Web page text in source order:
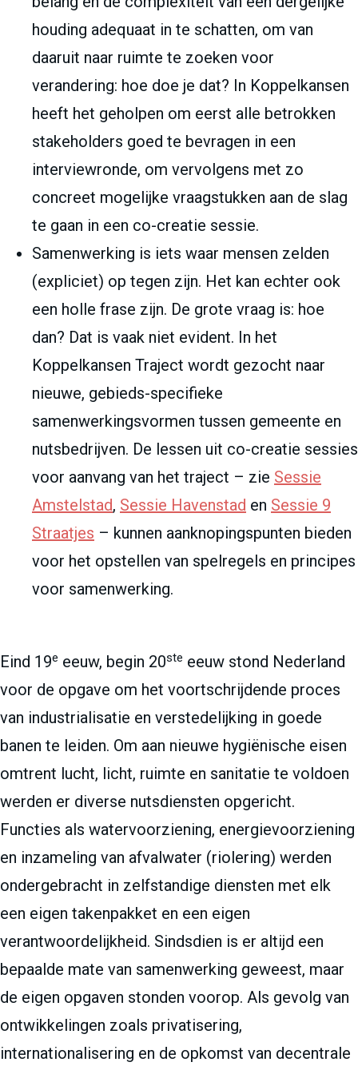
houding adequaat in te schatten, om van
daaruit naar ruimte te zoeken voor
verandering: hoe doe je dat? In Koppelkansen
heeft het geholpen om eerst alle betrokken
stakeholders goed te bevragen in een
interviewronde, om vervolgens met zo
concreet mogelijke vraagstukken aan de slag
te gaan in een co-creatie sessie.
Samenwerking is iets waar mensen zelden
(expliciet) op tegen zijn. Het kan echter ook
een holle frase zijn. De grote vraag is: hoe
dan? Dat is vaak niet evident. In het
Koppelkansen Traject wordt gezocht naar
nieuwe, gebieds-specifieke
samenwerkingsvormen tussen gemeente en
nutsbedrijven. De lessen uit co-creatie sessies
voor aanvang van het traject – zie Sessie
Amstelstad, Sessie Havenstad en Sessie 9
Straatjes – kunnen aanknopingspunten bieden
voor het opstellen van spelregels en principes
voor samenwerking.
Eind 19e eeuw, begin 20ste eeuw stond Nederland
voor de opgave om het voortschrijdende proces
van industrialisatie en verstedelijking in goede
banen te leiden. Om aan nieuwe hygiënische eisen
omtrent lucht, licht, ruimte en sanitatie te voldoen
werden er diverse nutsdiensten opgericht.
Functies als watervoorziening, energievoorziening
en inzameling van afvalwater (riolering) werden
ondergebracht in zelfstandige diensten met elk
een eigen takenpakket en een eigen
verantwoordelijkheid. Sindsdien is er altijd een
bepaalde mate van samenwerking geweest, maar
de eigen opgaven stonden voorop. Als gevolg van
ontwikkelingen zoals privatisering,
internationalisering en de opkomst van decentrale